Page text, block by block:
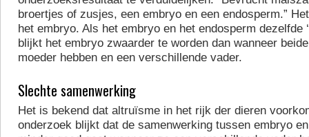
broertjes of zusjes, een embryo en een endosperm.”
het embryo. Als het embryo en het endosperm dezelfde
blijkt het embryo zwaarder te worden dan wanneer
moeder hebben en een verschillende vader.
Slechte samenwerking
Het is bekend dat altruïsme in het rijk der dieren
onderzoek blijkt dat de samenwerking tussen embryo